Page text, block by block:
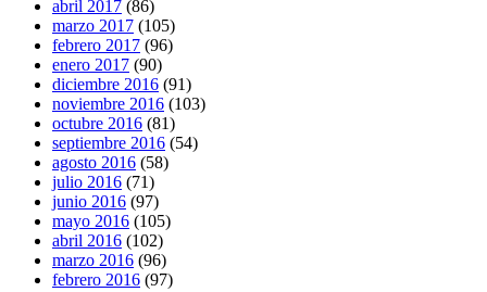
abril 2017 (86)
marzo 2017 (105)
febrero 2017 (96)
enero 2017 (90)
diciembre 2016 (91)
noviembre 2016 (103)
octubre 2016 (81)
septiembre 2016 (54)
agosto 2016 (58)
julio 2016 (71)
junio 2016 (97)
mayo 2016 (105)
abril 2016 (102)
marzo 2016 (96)
febrero 2016 (97)